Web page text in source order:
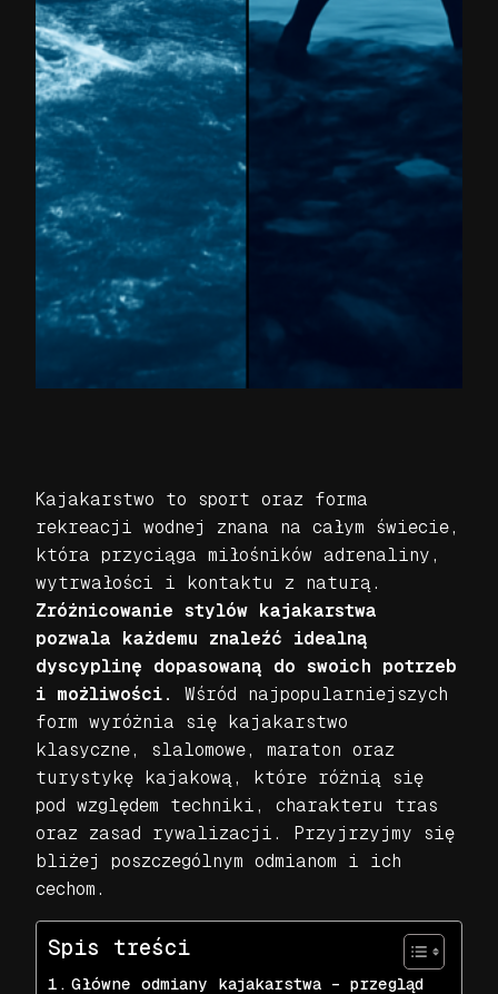
Kajakarstwo to sport oraz forma
rekreacji wodnej znana na całym świecie,
która przyciąga miłośników adrenaliny,
wytrwałości i kontaktu z naturą.
Zróżnicowanie stylów kajakarstwa
pozwala każdemu znaleźć idealną
dyscyplinę dopasowaną do swoich potrzeb
i możliwości.
Wśród najpopularniejszych
form wyróżnia się kajakarstwo
klasyczne, slalomowe, maraton oraz
turystykę kajakową, które różnią się
pod względem techniki, charakteru tras
oraz zasad rywalizacji. Przyjrzyjmy się
bliżej poszczególnym odmianom i ich
cechom.
Spis treści
Główne odmiany kajakarstwa – przegląd